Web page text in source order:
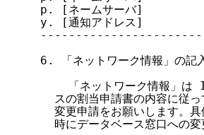
p. [ネームサーバ]
y. [通知アドレス]
6. 「ネットワーク情報」の記
「ネットワーク情報」は
スの割当申請書の内容に従
変更申請をお願いします。
時にデータベース窓口への変